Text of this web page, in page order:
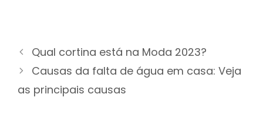
Qual cortina está na Moda 2023?
Causas da falta de água em casa: Veja
as principais causas